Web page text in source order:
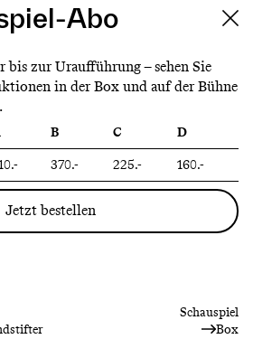
Abo
zur Uraufführung – sehen Sie
in der Box und auf der Bühne
B C
D
370.- 225.- 160.-
Jetzt bestellen
Schauspiel
Box